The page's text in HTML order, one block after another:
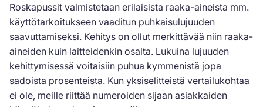
Roskapussit valmistetaan erilaisista raaka-aineista mm.
käyttötarkoitukseen vaaditun puhkaisulujuuden
saavuttamiseksi. Kehitys on ollut merkittävää niin raaka-
aineiden kuin laitteidenkin osalta. Lukuina lujuuden
kehittymisessä voitaisiin puhua kymmenistä jopa
sadoista prosenteista. Kun yksiselitteistä vertailukohtaa
ei ole, meille riittää numeroiden sijaan asiakkaiden